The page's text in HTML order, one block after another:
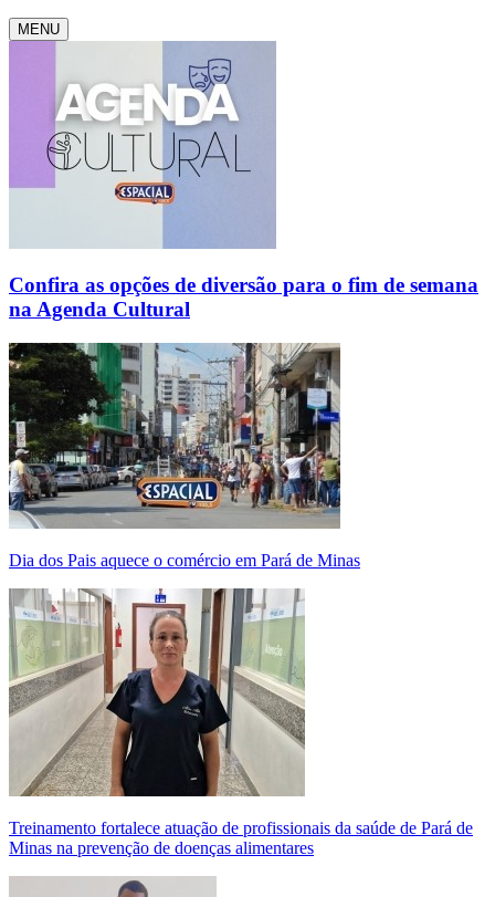
MENU
Confira as opções de diversão para o fim de semana
na Agenda Cultural
Dia dos Pais aquece o comércio em Pará de Minas
Treinamento fortalece atuação de profissionais da saúde de Pará de
Minas na prevenção de doenças alimentares